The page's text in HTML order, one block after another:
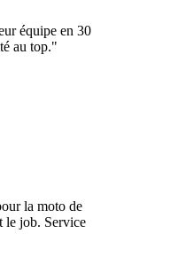
équipe en 30
au top."
la moto de
le job. Service